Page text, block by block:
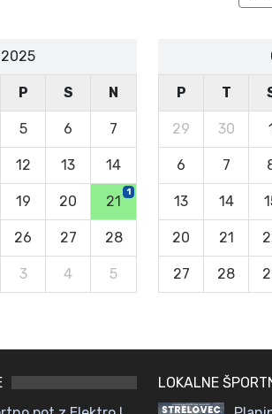
P S N
5 6 7
12 13 14
19 20 21
1
26 27 28
3 4 5
P T
29 30
6 7
13 14
20 21
27 28
LOKALNE